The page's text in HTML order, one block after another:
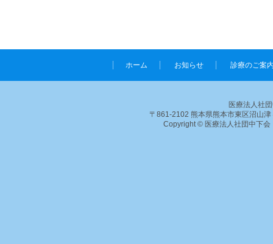
ホーム お知らせ 診療のご案
医療法人社
〒861-2102 熊本県熊本市東区沼山
Copyright © 医療法人社団中下会